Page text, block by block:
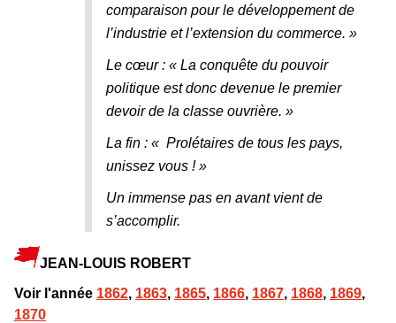
comparaison pour le développement de
l’industrie et l’extension du commerce. »
Le cœur : « La conquête du pouvoir
politique est donc devenue le premier
devoir de la classe ouvrière. »
La fin : « Prolétaires de tous les pays,
unissez vous ! »
Un immense pas en avant vient de
s’accomplir.
JEAN-LOUIS ROBERT
Voir l'année 1862, 1863, 1865, 1866, 1867, 1868, 1869,
1870